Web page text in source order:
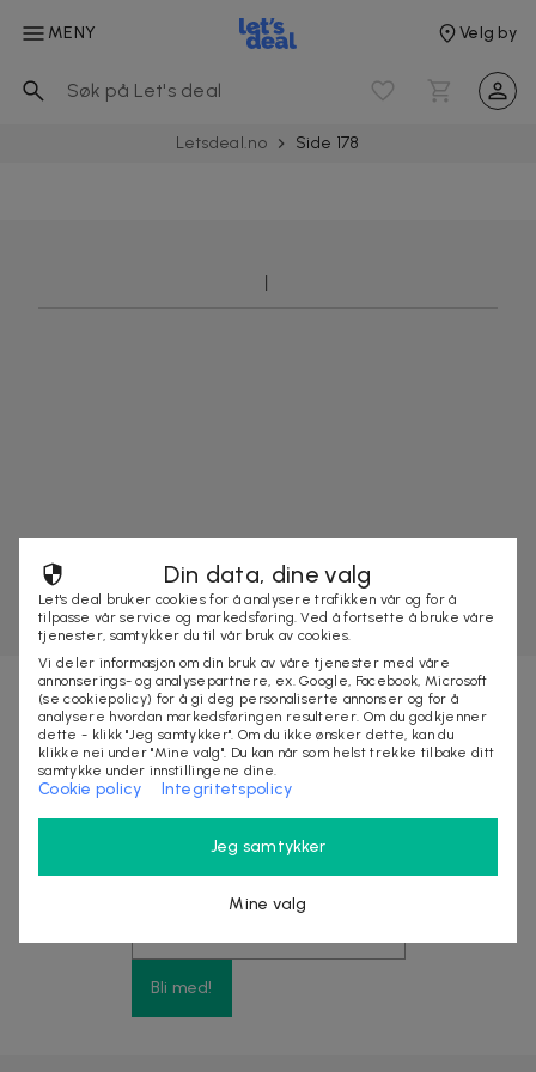
MENY Velg by
Letsdeal.no Side 178
Nyhetsbrevet fylt med fordeler
Få eksklusive rabatter, tjuvstart på store
kampanjer og opptil 10% rabatt på ditt neste kjøp
Bli med!
Din data, dine valg
Let's deal bruker cookies for å analysere trafikken vår og for å
tilpasse vår service og markedsføring. Ved å fortsette å bruke våre
tjenester, samtykker du til vår bruk av cookies.
Vi deler informasjon om din bruk av våre tjenester med våre
annonserings- og analysepartnere, ex. Google, Facebook, Microsoft
(se cookiepolicy) for å gi deg personaliserte annonser og for å
analysere hvordan markedsføringen resulterer. Om du godkjenner
dette - klikk "Jeg samtykker". Om du ikke ønsker dette, kan du
klikke nei under "Mine valg". Du kan når som helst trekke tilbake ditt
samtykke under innstillingene dine.
Cookie policy Integritetspolicy
Jeg samtykker
Mine valg